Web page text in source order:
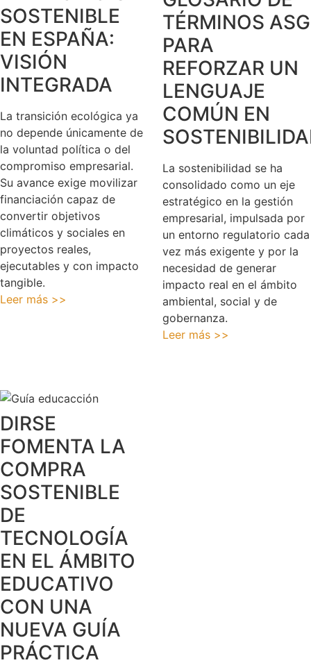
SOSTENIBLE
EN ESPAÑA:
VISIÓN
INTEGRADA
La transición ecológica ya
no depende únicamente de
la voluntad política o del
compromiso empresarial.
Su avance exige movilizar
financiación capaz de
convertir objetivos
climáticos y sociales en
proyectos reales,
ejecutables y con impacto
tangible.
Leer más >>
TÉRMINOS ASG
PARA
REFORZAR UN
LENGUAJE
COMÚN EN
La sostenibilidad se ha
consolidado como un eje
estratégico en la gestión
empresarial, impulsada por
un entorno regulatorio cada
vez más exigente y por la
necesidad de generar
impacto real en el ámbito
ambiental, social y de
gobernanza.
Leer más >>
DIRSE
FOMENTA LA
COMPRA
SOSTENIBLE
DE
TECNOLOGÍA
EN EL ÁMBITO
EDUCATIVO
CON UNA
NUEVA GUÍA
PRÁCTICA